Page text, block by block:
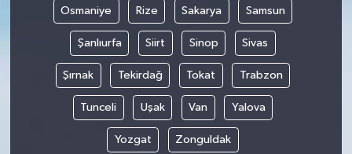
Osmaniye Rize Sakarya Samsun
Şanlıurfa Siirt Sinop Sivas
Şırnak Tekirdağ Tokat Trabzon
Tunceli Uşak Van Yalova
Yozgat Zonguldak